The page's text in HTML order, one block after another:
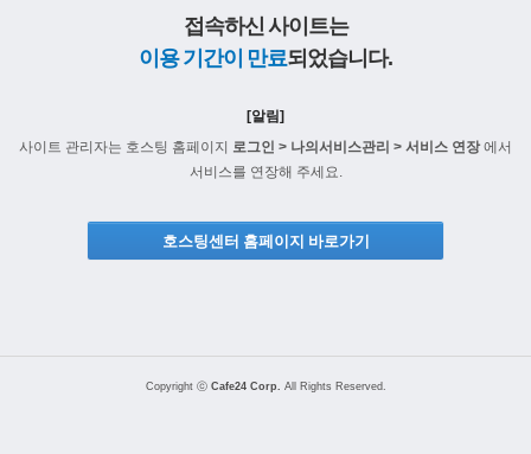
접속하신 사이트는
이용 기간이 만료되었습니다.
[알림]
사이트 관리자는 호스팅 홈페이지 로그인 > 나의서비스관리 > 서비스 연장에서
서비스를 연장해 주세요.
호스팅센터 홈페이지 바로가기
Copyright ⓒ Cafe24 Corp. All Rights Reserved.